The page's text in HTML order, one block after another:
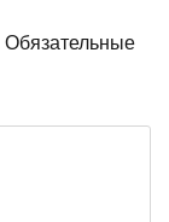
Обязательные